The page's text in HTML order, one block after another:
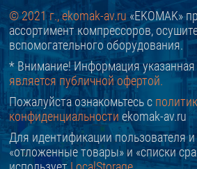
© 2021 г., ekomak-av.ru «EKOMAK»
ассортимент компрессоров,
вспомогательного оборудования.
* Внимание! Информация
является публичной офертой.
Пожалуйста ознакомьтесь с
конфиденциальности ekomak-av.ru
Для идентификации пользователя
«отложенные товары» и «списки